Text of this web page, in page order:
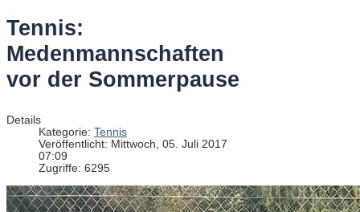
Tennis:
Medenmannschaften
vor der Sommerpause
Details
Kategorie: Tennis
Veröffentlicht: Mittwoch, 05. Juli 2017
07:09
Zugriffe: 6295